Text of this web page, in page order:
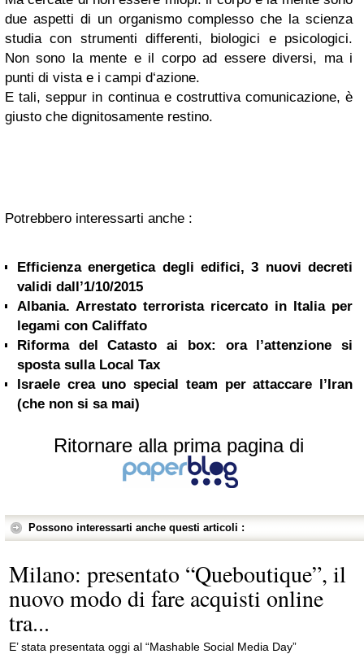
due aspetti di un organismo complesso che la scienza
studia con strumenti differenti, biologici e psicologici.
Non sono la mente e il corpo ad essere diversi, ma i
punti di vista e i campi d‘azione.
E tali, seppur in continua e costruttiva comunicazione, è
giusto che dignitosamente restino.
Potrebbero interessarti anche :
Efficienza energetica degli edifici, 3 nuovi decreti
validi dall’1/10/2015
Albania. Arrestato terrorista ricercato in Italia per
legami con Califfato
Riforma del Catasto ai box: ora l’attenzione si
sposta sulla Local Tax
Israele crea uno special team per attaccare l’Iran
(che non si sa mai)
Ritornare alla prima pagina di
Possono interessarti anche questi articoli :
Milano: presentato “Queboutique”, il
nuovo modo di fare acquisti online
tra...
E’ stata presentata oggi al “Mashable Social Media Day”